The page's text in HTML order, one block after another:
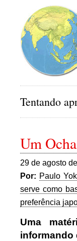
Tentando
Um
29 de agosto
Por: Paulo
serve como
preferência
Uma
informando